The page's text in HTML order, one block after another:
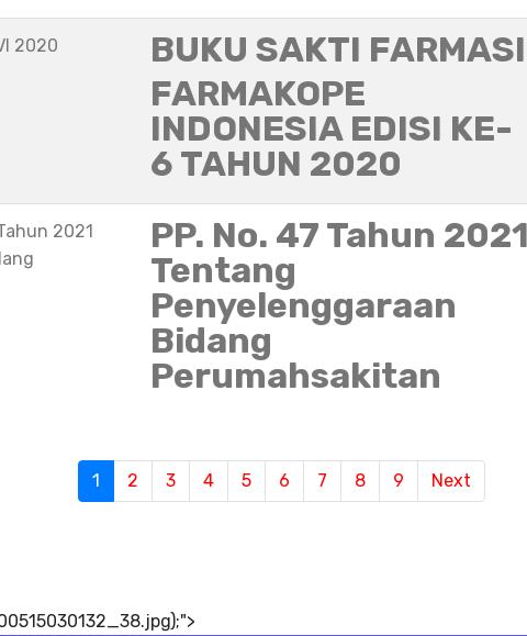
2020
BUKU SAKTI FARMASI
FARMAKOPE
INDONESIA EDISI KE-
6 TAHUN 2020
2021
PP. No. 47 Tahun
Tentang
Penyelenggaraan
Bidang
Perumahsakitan
1 (current)
2 3 4 5 6 7 8 9 Next